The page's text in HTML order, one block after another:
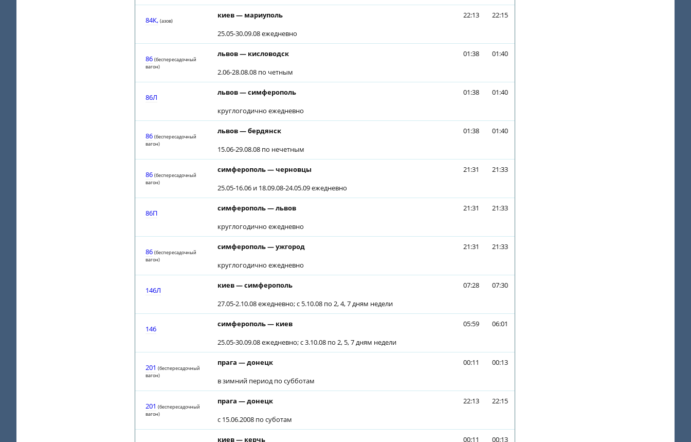
84К, (азов)
киев — мариуполь
25.05-30.09.08 ежедневно
22:13 22:15
86 (беспересадочный
вагон)
львов — кисловодск
2.06-28.08.08 по четным
01:38 01:40
86Л
львов — симферополь
круглогодично ежедневно
01:38 01:40
86 (беспересадочный
вагон)
львов — бердянск
15.06-29.08.08 по нечетным
01:38 01:40
86 (беспересадочный
вагон)
симферополь — черновцы
25.05-16.06 и 18.09.08-24.05.09 ежедневно
21:31 21:33
86П
симферополь — львов
круглогодично ежедневно
21:31 21:33
86 (беспересадочный
вагон)
симферополь — ужгород
круглогодично ежедневно
21:31 21:33
146Л
киев — симферополь
27.05-2.10.08 ежедневно; с 5.10.08 по 2, 4, 7 дням недели
07:28 07:30
146
симферополь — киев
25.05-30.09.08 ежедневно; с 3.10.08 по 2, 5, 7 дням недели
05:59 06:01
201 (беспересадочный
вагон)
прага — донецк
в зимний период по субботам
00:11 00:13
201 (беспересадочный
вагон)
прага — донецк
с 15.06.2008 по суботам
22:13 22:15
киев — керчь 00:11 00:13